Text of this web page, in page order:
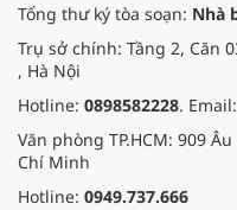
Tổng thư ký tòa soạn: Nhà
Trụ sở chính: Tầng 2, Căn
, Hà Nội
Hotline: 0898582228. Email:
Văn phòng TP.HCM: 909
Chí Minh
Hotline: 0949.737.666